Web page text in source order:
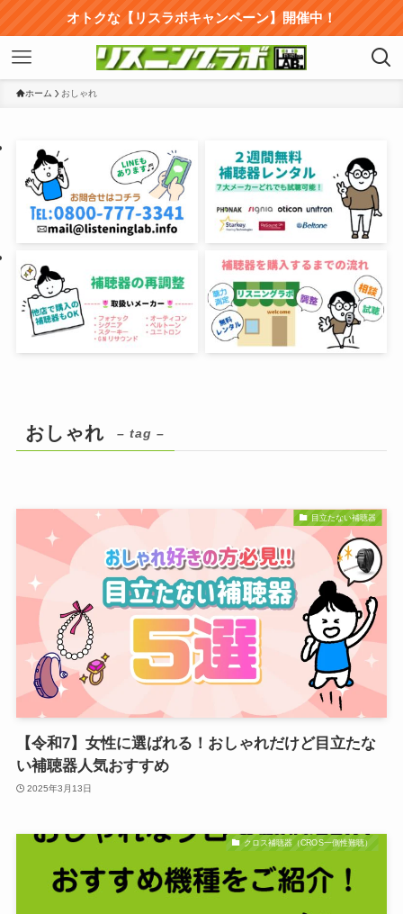
オトクな【リスラボキャンペーン】開催中！
ホーム おしゃれ
おしゃれ – tag –
目立たない補聴器
【令和7】女性に選ばれる！おしゃれだけど目立たな
い補聴器人気おすすめ
2025年3月13日
クロス補聴器（CROS一側性難聴）